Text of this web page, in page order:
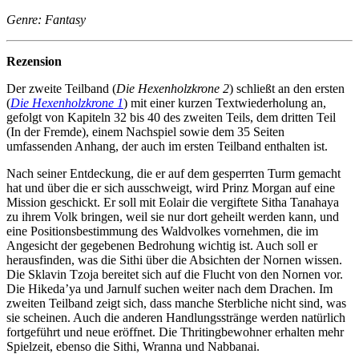
Genre: Fantasy
Rezension
Der zweite Teilband (Die Hexenholzkrone 2) schließt an den ersten
(Die Hexenholzkrone 1) mit einer kurzen Textwiederholung an,
gefolgt von Kapiteln 32 bis 40 des zweiten Teils, dem dritten Teil
(In der Fremde), einem Nachspiel sowie dem 35 Seiten
umfassenden Anhang, der auch im ersten Teilband enthalten ist.
Nach seiner Entdeckung, die er auf dem gesperrten Turm gemacht
hat und über die er sich ausschweigt, wird Prinz Morgan auf eine
Mission geschickt. Er soll mit Eolair die vergiftete Sitha Tanahaya
zu ihrem Volk bringen, weil sie nur dort geheilt werden kann, und
eine Positionsbestimmung des Waldvolkes vornehmen, die im
Angesicht der gegebenen Bedrohung wichtig ist. Auch soll er
herausfinden, was die Sithi über die Absichten der Nornen wissen.
Die Sklavin Tzoja bereitet sich auf die Flucht von den Nornen vor.
Die Hikeda’ya und Jarnulf suchen weiter nach dem Drachen. Im
zweiten Teilband zeigt sich, dass manche Sterbliche nicht sind, was
sie scheinen. Auch die anderen Handlungsstränge werden natürlich
fortgeführt und neue eröffnet. Die Thritingbewohner erhalten mehr
Spielzeit, ebenso die Sithi, Wranna und Nabbanai.